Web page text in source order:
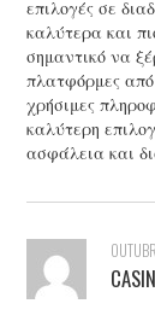
επιλογές σε
καλύτερα και
σημαντικό να
πλατφόρμες
χρήσιμες
καλύτερη
ασφάλεια και